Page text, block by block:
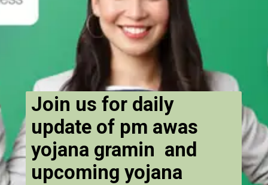
Join us for daily
update of pm awas
yojana gramin and
upcoming yojana